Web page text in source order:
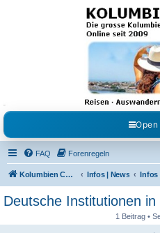
Kolumbienforum - Das
grosse Forum der
Freunde Kolumbiens
Reisen, Auswandern, Kultur, Politik,
Austausch, Erfahrungen und Gemeinschaft
Open
FAQ Forenregeln
Kolumbien Community Infos | News
Deutsche Institutionen in
1 Beitrag •